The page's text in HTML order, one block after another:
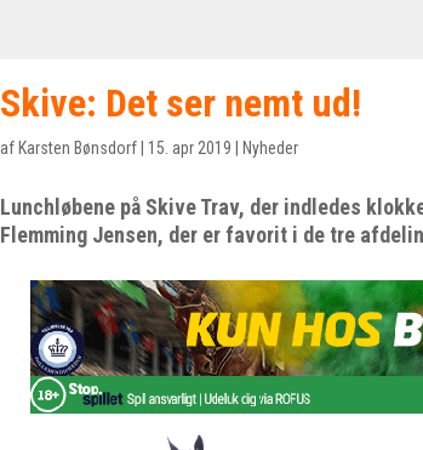
Skive: Det ser nemt ud!
af Karsten Bønsdorf 15. apr 2019 Nyheder
Lunchløbene på Skive Trav, der indledes
Flemming Jensen, der er favorit i de tre